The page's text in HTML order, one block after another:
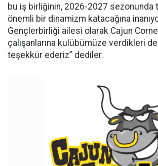
bu iş birliğinin, 2026-2027 sezonunda
önemli bir dinamizm katacağına
Gençlerbirliği ailesi olarak Cajun
çalışanlarına kulübümüze verdikleri
teşekkür ederiz” dediler.